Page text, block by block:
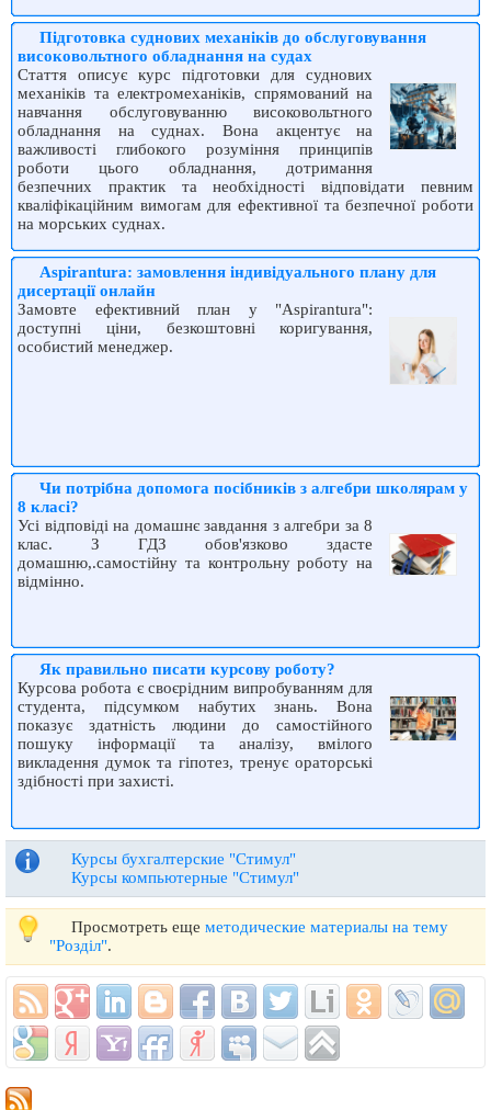
Підготовка суднових механіків до обслуговування
високовольтного обладнання на судах
Стаття описує курс підготовки для суднових
механіків та електромеханіків, спрямований на
навчання обслуговуванню високовольтного
обладнання на суднах. Вона акцентує на
важливості глибокого розуміння принципів
роботи цього обладнання, дотримання
безпечних практик та необхідності відповідати певним
кваліфікаційним вимогам для ефективної та безпечної роботи
на морських суднах.
Aspirantura: замовлення індивідуального плану для
дисертації онлайн
Замовте ефективний план у "Aspirantura":
доступні ціни, безкоштовні коригування,
особистий менеджер.
Чи потрібна допомога посібників з алгебри школярам у
8 класі?
Усі відповіді на домашнє завдання з алгебри за 8
клас. З ГДЗ обов'язково здасте
домашню,.самостійну та контрольну роботу на
відмінно.
Як правильно писати курсову роботу?
Курсова робота є своєрідним випробуванням для
студента, підсумком набутих знань. Вона
показує здатність людини до самостійного
пошуку інформації та аналізу, вмілого
викладення думок та гіпотез, тренує ораторські
здібності при захисті.
Курсы бухгалтерские "Стимул"
Курсы компьютерные "Стимул"
Просмотреть еще методические материалы на тему
"Розділ".